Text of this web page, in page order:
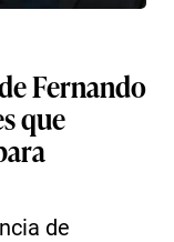
Fernando
que
de